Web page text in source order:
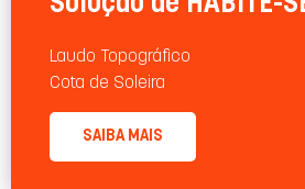
Laudo Topográﬁco
Cota de Soleira
SAIBA MAIS